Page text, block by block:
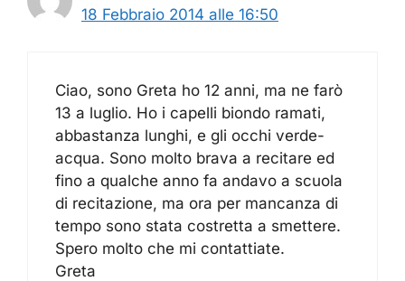
18 Febbraio 2014 alle 16:50
Ciao, sono Greta ho 12 anni, ma ne farò
13 a luglio. Ho i capelli biondo ramati,
abbastanza lunghi, e gli occhi verde-
acqua. Sono molto brava a recitare ed
fino a qualche anno fa andavo a scuola
di recitazione, ma ora per mancanza di
tempo sono stata costretta a smettere.
Spero molto che mi contattiate.
Greta